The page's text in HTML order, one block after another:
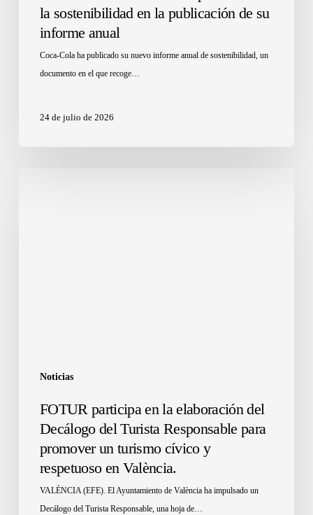
la sostenibilidad en la publicación de su
informe anual
Coca-Cola ha publicado su nuevo informe anual de sostenibilidad, un
documento en el que recoge…
24 de julio de 2026
Noticias
FOTUR participa en la elaboración del
Decálogo del Turista Responsable para
promover un turismo cívico y
respetuoso en València.
VALÈNCIA (EFE). El Ayuntamiento de València ha impulsado un
Decálogo del Turista Responsable, una hoja de…